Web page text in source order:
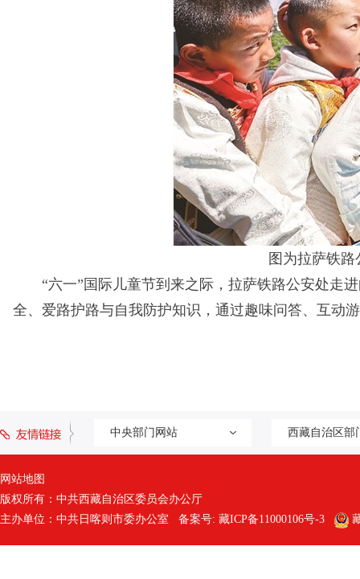
图为拉萨铁
“六一”国际儿童节到来之际，拉萨铁路公安处走
全、爱路护路与自我防护知识，通过趣味问答、互动
中央部门网站 西藏自治区部
网站地图
版权所有：中共西藏自治区委员会办公厅
主办单位：中共日喀则市委办公室 备案号: 藏ICP备11000106号-3